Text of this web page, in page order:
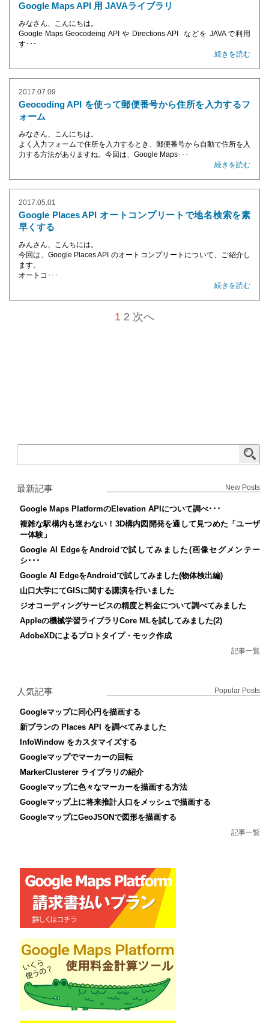
Google Maps API 用 JAVAライブラリ
みなさん、こんにちは。
Google Maps Geocodeing API や Directions API などを JAVAで利用
す･･･
続きを読む
2017.07.09
Geocoding API を使って郵便番号から住所を入力するフ
ォーム
みなさん、こんにちは。
よく入力フォームで住所を入力するとき、郵便番号から自動で住所を入
力する方法がありますね。今回は、Google Maps･･･
続きを読む
2017.05.01
Google Places API オートコンプリートで地名検索を素
早くする
みんさん、こんちには。
今回は、Google Places API のオートコンプリートについて、ご紹介し
ます。
オートコ･･･
続きを読む
1 2 次へ
最新記事 New Posts
Google Maps PlatformのElevation APIについて調べ･･･
複雑な駅構内も迷わない！3D構内図開発を通して見つめた「ユーザ
ー体験」
Google AI EdgeをAndroidで試してみました(画像セグメンテー
シ･･･
Google AI EdgeをAndroidで試してみました(物体検出編)
山口大学にてGISに関する講演を行いました
ジオコーディングサービスの精度と料金について調べてみました
Appleの機械学習ライブラリCore MLを試してみました(2)
AdobeXDによるプロトタイプ・モック作成
記事一覧
人気記事 Popular Posts
Googleマップに同心円を描画する
新プランの Places API を調べてみました
InfoWindow をカスタマイズする
Googleマップでマーカーの回転
MarkerClusterer ライブラリの紹介
Googleマップに色々なマーカーを描画する方法
Googleマップ上に将来推計人口をメッシュで描画する
GoogleマップにGeoJSONで図形を描画する
記事一覧